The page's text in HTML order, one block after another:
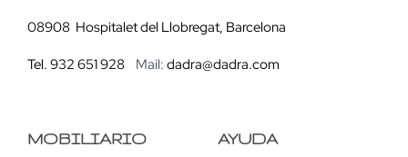
08908 Hospitalet del Llobregat, Barcelona
Tel. 932 651 928 Mail: dadra@dadra.com
MOBILIARIO AYUDA